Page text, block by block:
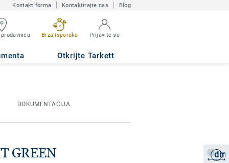
Kontakt forma Kontaktirajte nas Blog
Brza isporuka Prijavite se
Otkrijte Tarkett
din
Zatraži
DOKUMENTACIJA
GREEN